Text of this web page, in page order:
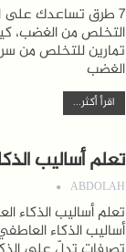
7 طرق تساعدك
التخلص من الغضب،
تمارين للتخلص من
الغضب
اقرأ أكثر...
تعلم أساليب الذكاء
ABDOLAH
أساليب الذكاء